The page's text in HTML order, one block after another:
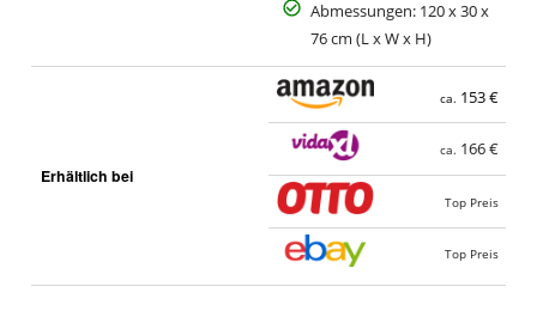
Abmessungen: 120 x 30 x
76 cm (L x W x H)
Erhältlich bei
ca. 153 €
ca. 166 €
Top Preis
Top Preis